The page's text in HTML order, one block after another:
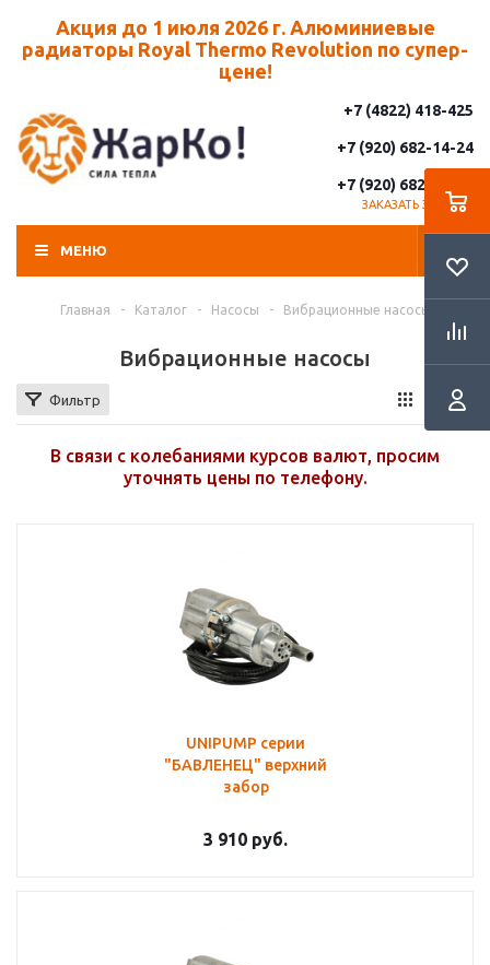
Акция до 1 июля 2026 г. Алюминиевые
радиаторы Royal Thermo Revolution по супер-
цене!
+7 (4822) 418-425
+7 (920) 682-14-24
+7 (920) 682-14-25
ЗАКАЗАТЬ ЗВОНОК
МЕНЮ
Главная - Каталог - Насосы - Вибрационные насосы
Вибрационные насосы
Фильтр
В связи с колебаниями курсов валют, просим
уточнять цены по телефону.
UNIPUMP серии
"БАВЛЕНЕЦ" верхний
забор
3 910 руб.